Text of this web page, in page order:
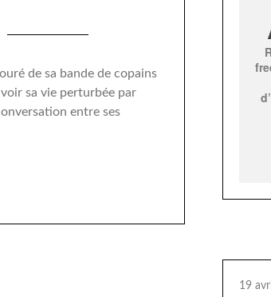
de sa bande de copains
sa vie perturbée par
entre ses
19